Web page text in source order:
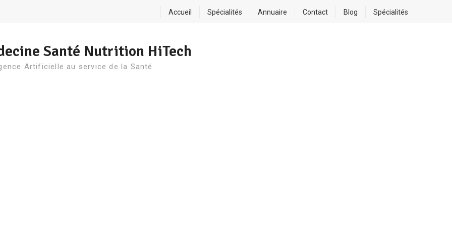
Accueil Spécialités Annuaire Contact Blog Spécialités
Santé Nutrition HiTech
Artificielle au service de la Santé